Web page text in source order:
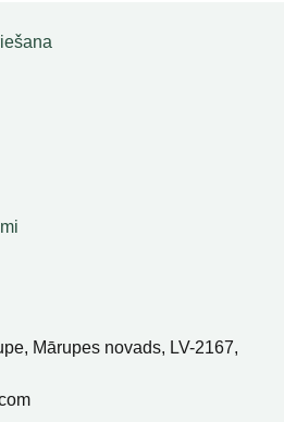
Mārupes novads, LV-2167,